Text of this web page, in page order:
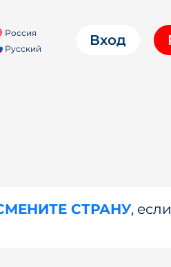
Россия
Русский
Вход
СТРАНУ,